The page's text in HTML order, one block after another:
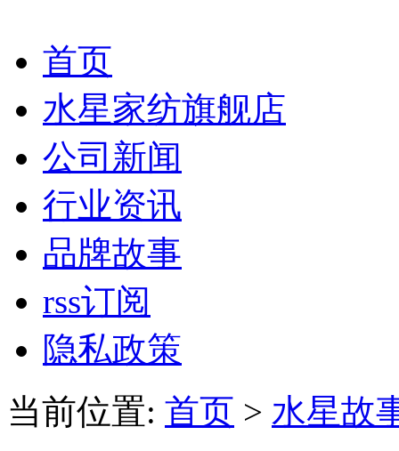
首页
水星家纺旗舰店
公司新闻
行业资讯
品牌故事
rss订阅
隐私政策
当前位置: 首页 > 水星故